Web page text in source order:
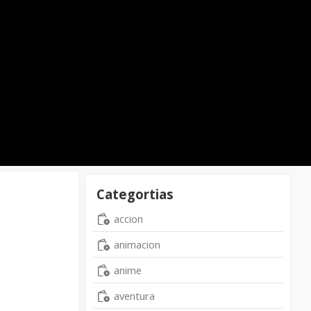
Categortias
accion
animacion
anime
aventura